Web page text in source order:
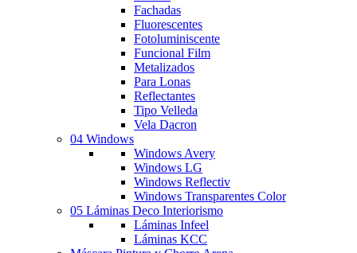
Fachadas
Fluorescentes
Fotoluminiscente
Funcional Film
Metalizados
Para Lonas
Reflectantes
Tipo Velleda
Vela Dacron
04 Windows
Windows Avery
Windows LG
Windows Reflectiv
Windows Transparentes Color
05 Láminas Deco Interiorismo
Láminas Infeel
Láminas KCC